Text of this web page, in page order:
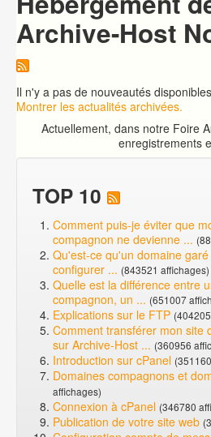
Archive-Host
Il n'y a pas de nouveautés
Montrer les actualités archivées.
Actuellement, dans notre Foire
enregistrements
TOP 10
Comment puis-je éviter que
compagnon ne devienne ...
Qu'est-ce qu'un domaine
configurer ... (843521 affichages)
Quelle est la différence entre
compagnon, un ... (651007
Explications sur le FTP
Comment transférer mon site
sur Archive-Host ... (360956
Introduction sur cPanel
Domaines compagnons et
affichages)
Connexion à cPanel (346780
Publication de votre site web